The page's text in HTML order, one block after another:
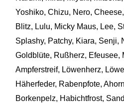
Yoshiko, Chizu, Nero,
Blitz, Lulu, Micky Maus, Lee,
Splashy, Patchy, Kiara, Senji,
Goldblüte, Rußherz, Efeusee,
Ampferstreif, Löwenherz,
Häherfeder, Rabenpfote,
Borkenpelz, Habichtfrost,